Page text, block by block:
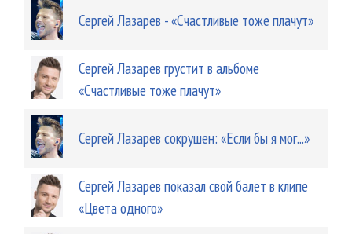
Сергей Лазарев - «Счастливые тоже плачут»
Сергей Лазарев грустит в альбоме
«Счастливые тоже плачут»
Сергей Лазарев сокрушен: «Если бы я мог...»
Сергей Лазарев показал свой балет в клипе
«Цвета одного»